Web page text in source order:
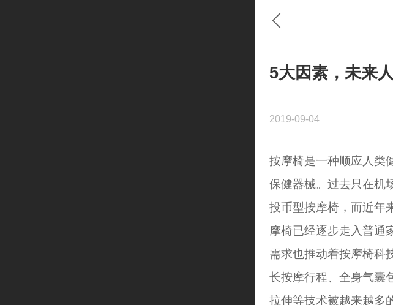
5大因素，未来
2019-09-04
按摩椅是一种顺应人类
保健器械。过去只在机
投币型按摩椅，而近年
摩椅已经逐步走入普通
需求也推动着按摩椅科
长按摩行程、全身气囊
拉伸等技术被越来越多